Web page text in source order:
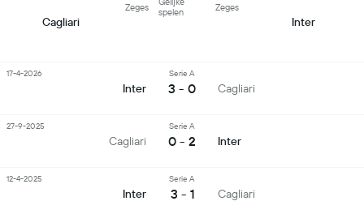
Cagliari
Zeges
spelen
Zeges
Inter
Inter
Serie A
3 - 0 Cagliari
17-4-2026
Cagliari
Serie A
0 - 2 Inter
27-9-2025
Inter
Serie A
3 - 1 Cagliari
12-4-2025